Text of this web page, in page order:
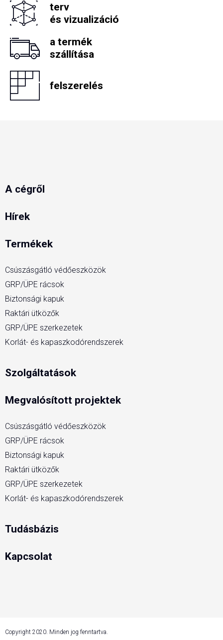
terv
és vizualizáció
a termék
szállítása
felszerelés
A cégről
Hírek
Termékek
Csúszásgátló védőeszközök
GRP/ÜPE rácsok
Biztonsági kapuk
Raktári ütközők
GRP/ÜPE szerkezetek
Korlát- és kapaszkodórendszerek
Szolgáltatások
Megvalósított projektek
Csúszásgátló védőeszközök
GRP/ÜPE rácsok
Biztonsági kapuk
Raktári ütközők
GRP/ÜPE szerkezetek
Korlát- és kapaszkodórendszerek
Tudásbázis
Kapcsolat
Copyright 2020. Minden jog fenntartva.